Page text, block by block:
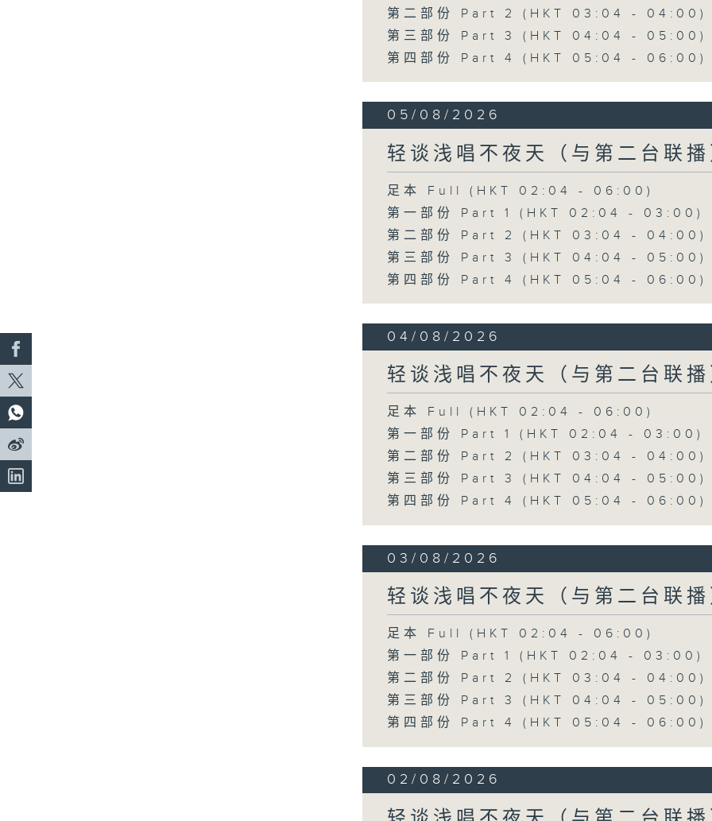
第二部份 Part 2 (HKT 03:04 - 04:00)
第三部份 Part 3 (HKT 04:04 - 05:00)
第四部份 Part 4 (HKT 05:04 - 06:00)
05/08/2026
轻谈浅唱不夜天（与第二台联
足本 Full (HKT 02:04 - 06:00)
第一部份 Part 1 (HKT 02:04 - 03:00)
第二部份 Part 2 (HKT 03:04 - 04:00)
第三部份 Part 3 (HKT 04:04 - 05:00)
第四部份 Part 4 (HKT 05:04 - 06:00)
04/08/2026
轻谈浅唱不夜天（与第二台联
足本 Full (HKT 02:04 - 06:00)
第一部份 Part 1 (HKT 02:04 - 03:00)
第二部份 Part 2 (HKT 03:04 - 04:00)
第三部份 Part 3 (HKT 04:04 - 05:00)
第四部份 Part 4 (HKT 05:04 - 06:00)
03/08/2026
轻谈浅唱不夜天（与第二台联
足本 Full (HKT 02:04 - 06:00)
第一部份 Part 1 (HKT 02:04 - 03:00)
第二部份 Part 2 (HKT 03:04 - 04:00)
第三部份 Part 3 (HKT 04:04 - 05:00)
第四部份 Part 4 (HKT 05:04 - 06:00)
02/08/2026